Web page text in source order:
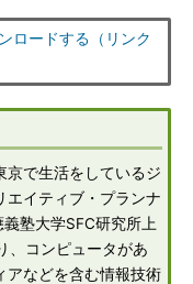
ロードする（リンク
京で生活をしているジ
エイティブ・プランナ
塾大学SFC研究所上
、コンピュータがあ
アなどを含む情報技術